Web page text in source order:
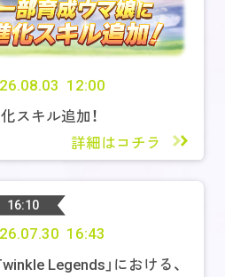
12:00
スキル追加！
詳細はコチラ
16:10
16:43
Legends」における、